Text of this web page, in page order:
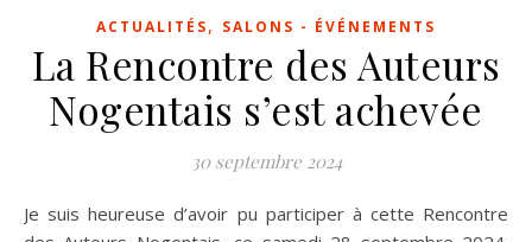
ACTUALITÉS, SALONS - ÉVÉNEMENTS
La Rencontre des Auteurs
Nogentais s’est achevée
30 septembre 2024
Je suis heureuse d’avoir pu participer à cette Rencontre